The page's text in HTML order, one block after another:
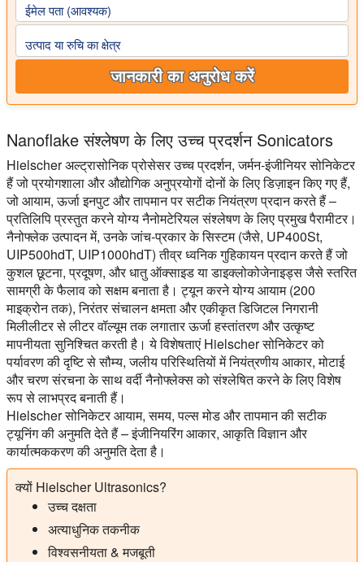
ईमेल पता (आवश्यक)
उत्पाद या रुचि का क्षेत्र
जानकारी का अनुरोध करें
Nanoflake संश्लेषण के लिए उच्च प्रदर्शन Sonicators
Hielscher अल्ट्रासोनिक प्रोसेसर उच्च प्रदर्शन, जर्मन-इंजीनियर सोनिकेटर
हैं जो प्रयोगशाला और औद्योगिक अनुप्रयोगों दोनों के लिए डिज़ाइन किए गए हैं,
जो आयाम, ऊर्जा इनपुट और तापमान पर सटीक नियंत्रण प्रदान करते हैं –
प्रतिलिपि प्रस्तुत करने योग्य नैनोमटेरियल संश्लेषण के लिए प्रमुख पैरामीटर।
नैनोफ्लेक उत्पादन में, उनके जांच-प्रकार के सिस्टम (जैसे, UP400St,
UIP500hdT, UIP1000hdT) तीव्र ध्वनिक गुहिकायन प्रदान करते हैं जो
कुशल छूटना, प्रदूषण, और धातु ऑक्साइड या डाइक्लोकोजेनाइड्स जैसे स्तरित
सामग्री के फैलाव को सक्षम बनाता है। ट्यून करने योग्य आयाम (200
माइक्रोन तक), निरंतर संचालन क्षमता और एकीकृत डिजिटल निगरानी
मिलीलीटर से लीटर वॉल्यूम तक लगातार ऊर्जा हस्तांतरण और उत्कृष्ट
मापनीयता सुनिश्चित करती है। ये विशेषताएं Hielscher सोनिकेटर को
पर्यावरण की दृष्टि से सौम्य, जलीय परिस्थितियों में नियंत्रणीय आकार, मोटाई
और चरण संरचना के साथ वर्दी नैनोफ्लेक्स को संश्लेषित करने के लिए विशेष
रूप से लाभप्रद बनाती हैं।
Hielscher सोनिकेटर आयाम, समय, पल्स मोड और तापमान की सटीक
ट्यूनिंग की अनुमति देते हैं – इंजीनियरिंग आकार, आकृति विज्ञान और
कार्यात्मककरण की अनुमति देता है।
क्यों Hielscher Ultrasonics?
उच्च दक्षता
अत्याधुनिक तकनीक
विश्वसनीयता & मजबूती